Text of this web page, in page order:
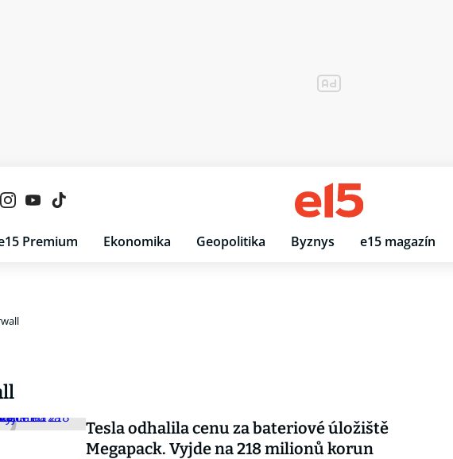
Premium Ekonomika Geopolitika Byznys e15 magazín
Tesla odhalila cenu za bateriové úložiště
Megapack. Vyjde na 218 milionů korun